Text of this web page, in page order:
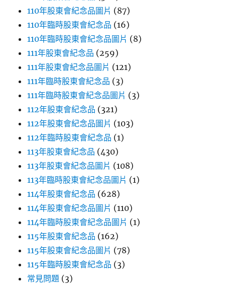
110年股東會紀念品圖片 (87)
110年臨時股東會紀念品 (16)
110年臨時股東會紀念品圖片 (8)
111年股東會紀念品 (259)
111年股東會紀念品圖片 (121)
111年臨時股東會紀念品 (3)
111年臨時股東會紀念品圖片 (3)
112年股東會紀念品 (321)
112年股東會紀念品圖片 (103)
112年臨時股東會紀念品 (1)
113年股東會紀念品 (430)
113年股東會紀念品圖片 (108)
113年臨時股東會紀念品圖片 (1)
114年股東會紀念品 (628)
114年股東會紀念品圖片 (110)
114年臨時股東會紀念品圖片 (1)
115年股東會紀念品 (162)
115年股東會紀念品圖片 (78)
115年臨時股東會紀念品 (3)
常見問題 (3)